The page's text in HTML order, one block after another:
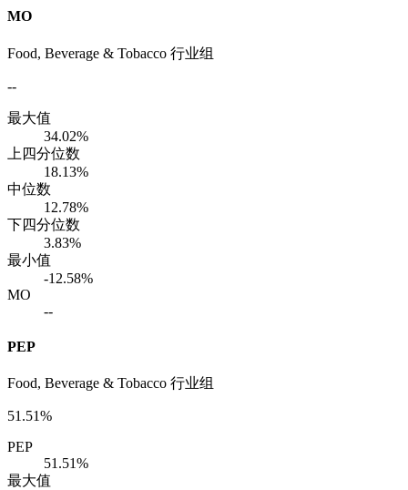
MO
Food, Beverage & Tobacco 行业组
--
最大值
34.02%
上四分位数
18.13%
中位数
12.78%
下四分位数
3.83%
最小值
-12.58%
MO
--
PEP
Food, Beverage & Tobacco 行业组
51.51%
PEP
51.51%
最大值